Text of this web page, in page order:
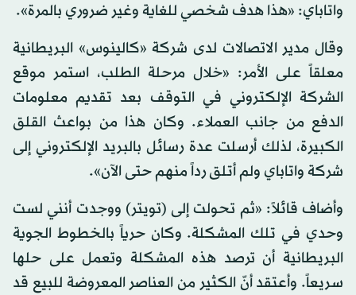
واتاباي: «هذا هدف شخصي للغاية وغير ضروري بالمرة».
وقال مدير الاتصالات لدى شركة «كالينوس» البريطانية
معلقاً على الأمر: «خلال مرحلة الطلب، استمر موقع
الشركة الإلكتروني في التوقف بعد تقديم معلومات
الدفع من جانب العملاء. وكان هذا من بواعث القلق
الكبيرة، لذلك أرسلت عدة رسائل بالبريد الإلكتروني إلى
شركة واتاباي ولم أتلق رداً منهم حتى الآن».
وأضاف قائلاً: «ثم تحولت إلى (تويتر) ووجدت أنني لست
وحدي في تلك المشكلة. وكان حرياً بالخطوط الجوية
البريطانية أن ترصد هذه المشكلة وتعمل على حلها
سريعاً. وأعتقد أنّ الكثير من العناصر المعروضة للبيع قد